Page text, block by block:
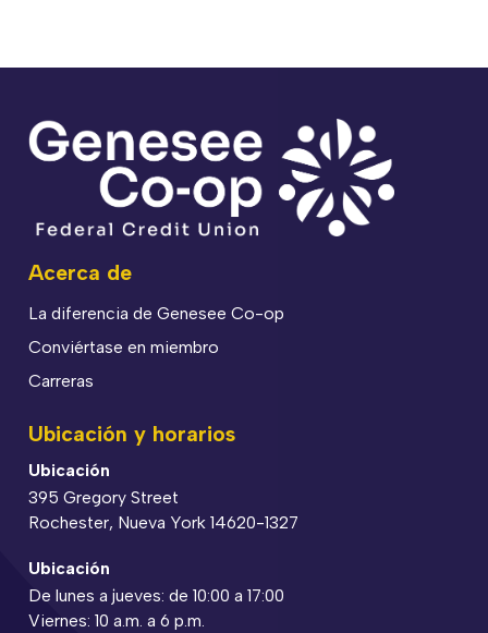
Acerca de
La diferencia de Genesee Co-op
Conviértase en miembro
Carreras
Ubicación y horarios
Ubicación
395 Gregory Street
Rochester, Nueva York 14620-1327
Ubicación
De lunes a jueves: de 10:00 a 17:00
Viernes: 10 a.m. a 6 p.m.